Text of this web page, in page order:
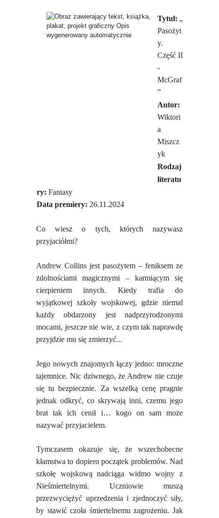
Tytuł: „
Pasożyt
y.
Część II
-
McGraf
”
Autor:
Wiktori
a
Miszcz
yk
Rodzaj
literatu
ry: Fantasy
Data premiery: 26.11.2024
Co wiesz o tych, których nazywasz
przyjaciółmi?
Andrew Collins jest pasożytem – feniksem ze
zdolnościami magicznymi – karmiącym się
cierpieniem innych. Kiedy trafia do
wyjątkowej szkoły wojskowej, gdzie niemal
każdy obdarzony jest nadprzyrodzonymi
mocami, jeszcze nie wie, z czym tak naprawdę
przyjdzie mu się zmierzyć...
Jego nowych znajomych łączy jedno: mroczne
tajemnice. Nic dziwnego, że Andrew nie czuje
się tu bezpiecznie. Za wszelką cenę pragnie
jednak odkryć, co skrywają inni, czemu jego
brat tak ich cenił i… kogo on sam może
nazywać przyjacielem.
Tymczasem okazuje się, że wszechobecne
kłamstwa to dopiero początek problemów. Nad
szkołę wojskową nadciąga widmo wojny z
Nieśmiertelnymi. Uczniowie muszą
przezwyciężyć uprzedzenia i zjednoczyć siły,
by stawić czoła śmiertelnemu zagrożeniu. Jak